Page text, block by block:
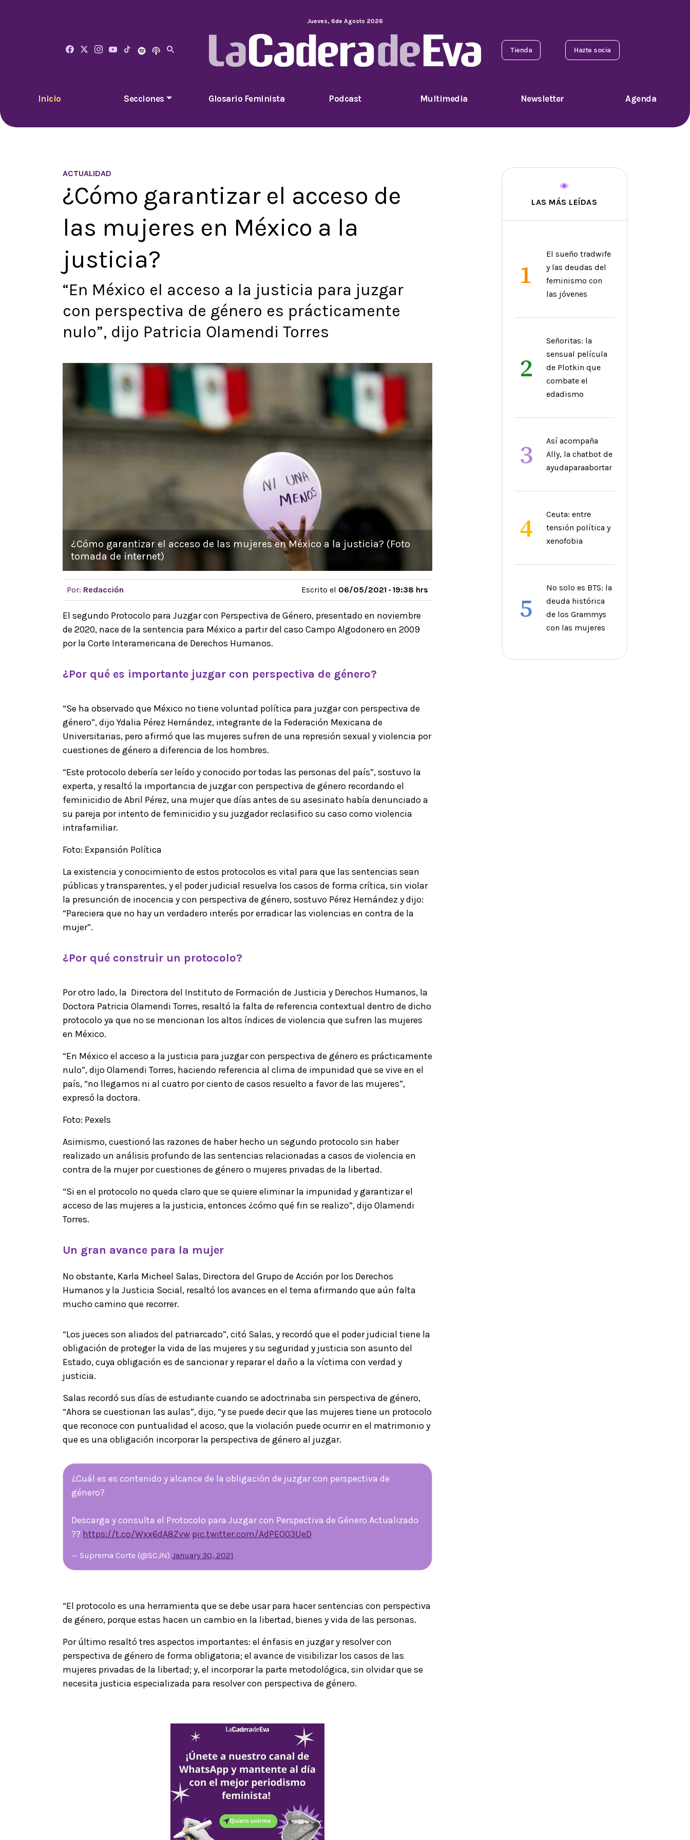
Jueves, 6de Agosto 2026
Tienda Hazte socia
Inicio Secciones Glosario Feminista Podcast Multimedia Newsletter Agenda
ACTUALIDAD
¿Cómo garantizar el acceso de
las mujeres en México a la
justicia?
“En México el acceso a la justicia para juzgar
con perspectiva de género es prácticamente
nulo”, dijo Patricia Olamendi Torres
¿Cómo garantizar el acceso de las mujeres en México a la justicia? (Foto
tomada de internet)
Por: Redacción Escrito el 06/05/2021 · 19:38 hrs
El segundo Protocolo para Juzgar con Perspectiva de Género, presentado en noviembre
de 2020, nace de la sentencia para México a partir del caso Campo Algodonero en 2009
por la Corte Interamericana de Derechos Humanos.
¿Por qué es importante juzgar con perspectiva de género?
“Se ha observado que México no tiene voluntad política para juzgar con perspectiva de
género”, dijo Ydalia Pérez Hernández, integrante de la Federación Mexicana de
Universitarias, pero afirmó que las mujeres sufren de una represión sexual y violencia por
cuestiones de género a diferencia de los hombres.
“Este protocolo debería ser leído y conocido por todas las personas del país”, sostuvo la
experta, y resaltó la importancia de juzgar con perspectiva de género recordando el
feminicidio de Abril Pérez, una mujer que días antes de su asesinato había denunciado a
su pareja por intento de feminicidio y su juzgador reclasifico su caso como violencia
intrafamiliar.
Foto: Expansión Política
La existencia y conocimiento de estos protocolos es vital para que las sentencias sean
públicas y transparentes, y el poder judicial resuelva los casos de forma crítica, sin violar
la presunción de inocencia y con perspectiva de género, sostuvo Pérez Hernández y dijo:
“Pareciera que no hay un verdadero interés por erradicar las violencias en contra de la
mujer”.
¿Por qué construir un protocolo?
Por otro lado, la Directora del Instituto de Formación de Justicia y Derechos Humanos, la
Doctora Patricia Olamendi Torres, resaltó la falta de referencia contextual dentro de dicho
protocolo ya que no se mencionan los altos índices de violencia que sufren las mujeres
en México.
“En México el acceso a la justicia para juzgar con perspectiva de género es prácticamente
nulo”, dijo Olamendi Torres, haciendo referencia al clima de impunidad que se vive en el
país, “no llegamos ni al cuatro por ciento de casos resuelto a favor de las mujeres”,
expresó la doctora.
Foto: Pexels
Asimismo, cuestionó las razones de haber hecho un segundo protocolo sin haber
realizado un análisis profundo de las sentencias relacionadas a casos de violencia en
contra de la mujer por cuestiones de género o mujeres privadas de la libertad.
“Si en el protocolo no queda claro que se quiere eliminar la impunidad y garantizar el
acceso de las mujeres a la justicia, entonces ¿cómo qué fin se realizo”, dijo Olamendi
Torres.
Un gran avance para la mujer
No obstante, Karla Micheel Salas, Directora del Grupo de Acción por los Derechos
Humanos y la Justicia Social, resaltó los avances en el tema afirmando que aún falta
mucho camino que recorrer.
“Los jueces son aliados del patriarcado”, citó Salas, y recordó que el poder judicial tiene la
obligación de proteger la vida de las mujeres y su seguridad y justicia son asunto del
Estado, cuya obligación es de sancionar y reparar el daño a la víctima con verdad y
justicia.
Salas recordó sus días de estudiante cuando se adoctrinaba sin perspectiva de género,
“Ahora se cuestionan las aulas”, dijo, “y se puede decir que las mujeres tiene un protocolo
que reconoce con puntualidad el acoso, que la violación puede ocurrir en el matrimonio y
que es una obligación incorporar la perspectiva de género al juzgar.
¿Cuál es es contenido y alcance de la obligación de juzgar con perspectiva de
género?
Descarga y consulta el Protocolo para Juzgar con Perspectiva de Género Actualizado
?? https://t.co/Wxx6dA8Zvw pic.twitter.com/AdPEO03UeD
— Suprema Corte (@SCJN) January 30, 2021
“El protocolo es una herramienta que se debe usar para hacer sentencias con perspectiva
de género, porque estas hacen un cambio en la libertad, bienes y vida de las personas.
Por último resaltó tres aspectos importantes: el énfasis en juzgar y resolver con
perspectiva de género de forma obligatoria; el avance de visibilizar los casos de las
mujeres privadas de la libertad; y, el incorporar la parte metodológica, sin olvidar que se
necesita justicia especializada para resolver con perspectiva de género.
LAS MÁS LEÍDAS
1
El sueño tradwife
y las deudas del
feminismo con
las jóvenes
2
Señoritas: la
sensual película
de Plotkin que
combate el
edadismo
3
Así acompaña
Ally, la chatbot de
ayudaparaabortar
4
Ceuta: entre
tensión política y
xenofobia
5
No solo es BTS: la
deuda histórica
de los Grammys
con las mujeres